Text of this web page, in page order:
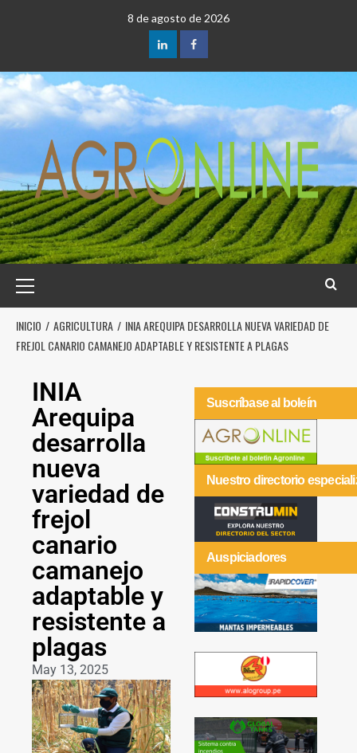
8 de agosto de 2026
INICIO AGRICULTURA
INIA AREQUIPA DESARROLLA NUEVA VARIEDAD DE
FREJOL CANARIO CAMANEJO ADAPTABLE Y RESISTENTE A PLAGAS
INIA
Arequipa
desarrolla
nueva
variedad de
frejol
canario
camanejo
adaptable y
resistente a
plagas
May 13, 2025
Suscríbase al boleín
Nuestro directorio
Auspiciadores